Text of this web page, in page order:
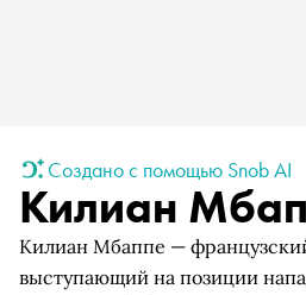
Создано с помощью Snob AI
Килиан
Килиан Мбаппе —
выступающий на позиции